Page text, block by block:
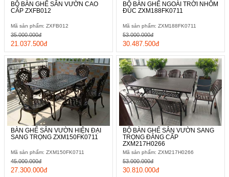
BỘ BÀN GHẾ SÂN VƯỜN CAO
CẤP ZXFB012
Mã sản phẩm: ZXFB012
21.037.500đ
35.000.000đ
BỘ BÀN GHẾ NGOÀI TRỜI NHÔM
ĐÚC ZXM188FK0711
Mã sản phẩm: ZXM188FK0711
30.487.500đ
53.000.000đ
BÀN GHẾ SÂN VƯỜN HIỆN ĐẠI
SANG TRỌNG ZXM150FK0711
Mã sản phẩm: ZXM150FK0711
27.300.000đ
45.000.000đ
BỘ BÀN GHẾ SÂN VƯỜN SANG
TRỌNG ĐẲNG CẤP
ZXM217H0266
Mã sản phẩm: ZXM217H0266
30.810.000đ
53.000.000đ